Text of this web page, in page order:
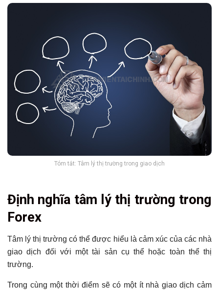
Tóm tắt: Tâm lý thị trường trong giao dịch
Định nghĩa tâm lý thị trường trong Forex
Báo cáo COT – chỉ báo tâm lý thị trường
Tóm tắt tâm lý thị trường trong giao dịch
Kết luận
Có thể bạn chưa biết
Định nghĩa tâm lý thị trường trong
Forex
Tâm lý thị trường có thể được hiểu là cảm xúc của các nhà
giao dịch đối với một tài sản cụ thể hoặc toàn thể thị
trường.
Trong cùng một thời điểm sẽ có một ít nhà giao dịch cảm